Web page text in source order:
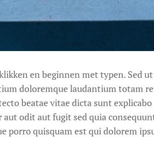
en beginnen met typen. Sed
doloremque laudantium totam
beatae vitae dicta sunt
odit aut fugit sed quia
porro quisquam est qui dolorem